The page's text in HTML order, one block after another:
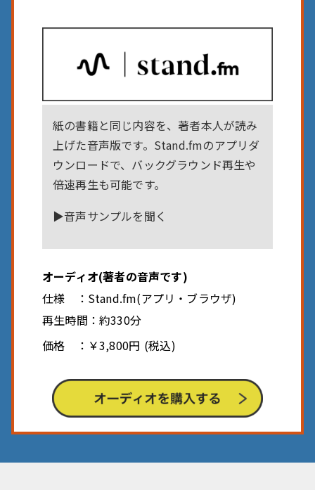
紙の書籍と同じ内容を、著者本人が読み
上げた音声版です。Stand.fmのアプリダ
ウンロードで、バックグラウンド再生や
倍速再生も可能です。
▶︎音声サンプルを聞く
オーディオ(著者の音声です)
仕様 ： Stand.fm(アプリ・ブラウザ)
再生時間：約330分
価格 ：￥3,800円 (税込)